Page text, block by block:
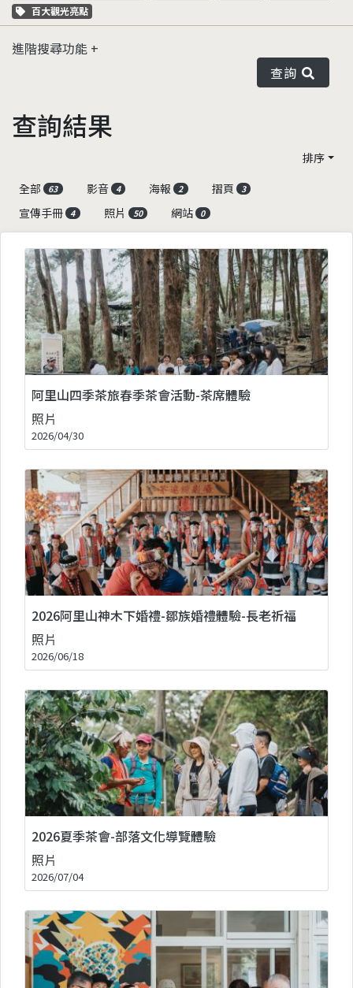
關鍵字標籤
百大觀光亮點
進階搜尋功能
查詢
查詢結果
排序
全部
63 影音 4 海報 2 摺頁 3
宣傳手冊 4 照片 50 網站 0
阿里山四季茶旅春季茶會活動-茶席體驗
照片
2026/04/30
2026阿里山神木下婚禮-鄒族婚禮體驗-長老祈福
照片
2026/06/18
2026夏季茶會-部落文化導覽體驗
照片
2026/07/04